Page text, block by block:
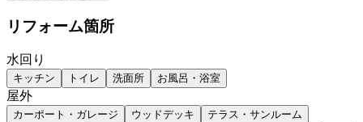
リフォーム箇所
水回り
キッチン トイレ 洗面所 お風呂・浴室
屋外
カーポート・ガレージ ウッドデッキ
テラス・サンルーム